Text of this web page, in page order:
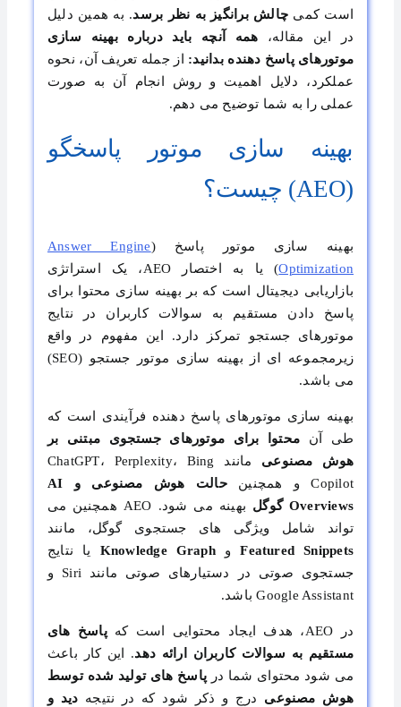
است کمی چالش برانگیز به نظر برسد. به همین دلیل
در این مقاله، همه آنچه باید درباره بهینه سازی
موتورهای پاسخ دهنده بدانید: از جمله تعریف آن، نحوه
عملکرد، دلایل اهمیت و روش انجام آن به صورت
عملی را به شما توضیح می دهم.
بهینه سازی موتور پاسخگو
(AEO) چیست؟
بهینه سازی موتور پاسخ (Answer Engine
Optimization
) یا به اختصار AEO، یک استراتژی
بازاریابی دیجیتال است که بر بهینه سازی محتوا برای
پاسخ دادن مستقیم به سوالات کاربران در نتایج
موتورهای جستجو تمرکز دارد. این مفهوم در واقع
زیرمجموعه ای از بهینه سازی موتور جستجو (SEO)
می باشد.
بهینه سازی موتورهای پاسخ دهنده فرآیندی است که
طی آن محتوا برای موتورهای جستجوی مبتنی بر
هوش مصنوعی
مانند ChatGPT، Perplexity، Bing
Copilot و همچنین
حالت هوش مصنوعی و
AI
Overviews گوگل
بهینه می شود. AEO همچنین می
تواند شامل ویژگی های جستجوی گوگل، مانند
Featured SnippetsوKnowledge Graph یا نتایج
جستجوی صوتی در دستیارهای صوتی مانند Siri و
Google Assistant باشد.
در AEO، هدف ایجاد محتوایی است که
پاسخ های
مستقیم به سوالات کاربران ارائه دهد. این کار باعث
می شود محتوای شما در پاسخ های تولید شده توسط
هوش مصنوعی درج و ذکر شود که در نتیجه دید و